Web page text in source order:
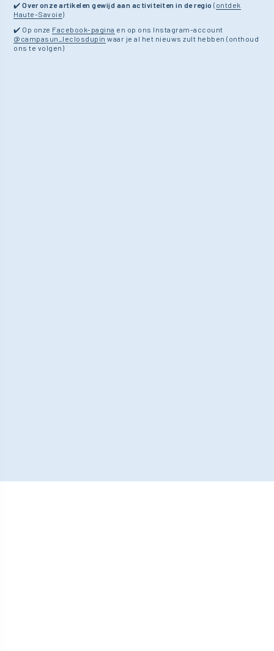
✔️ Over onze artikelen gewijd aan activiteiten in de regio ( ontdek
Haute-Savoie)
✔️ Op onze Facebook-pagina en op ons Instagram-account
@campasun_leclosdupin waar je al het nieuws zult hebben (onthoud
ons te volgen)